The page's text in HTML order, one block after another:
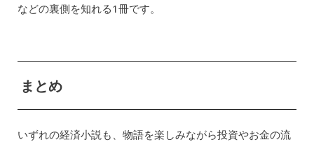
などの裏側を知れる1冊です。
まとめ
いずれの経済小説も、物語を楽しみながら投資やお金の流